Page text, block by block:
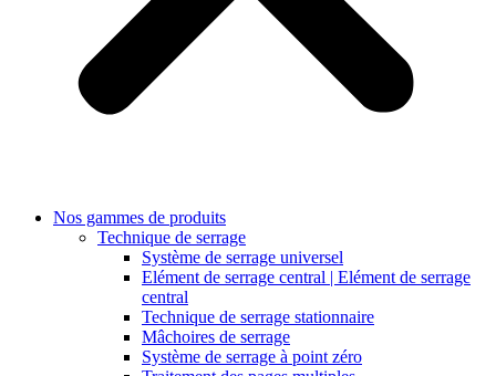
Nos gammes de produits
Technique de serrage
Système de serrage universel
Elément de serrage central | Elément de serrage
central
Technique de serrage stationnaire
Mâchoires de serrage
Système de serrage à point zéro